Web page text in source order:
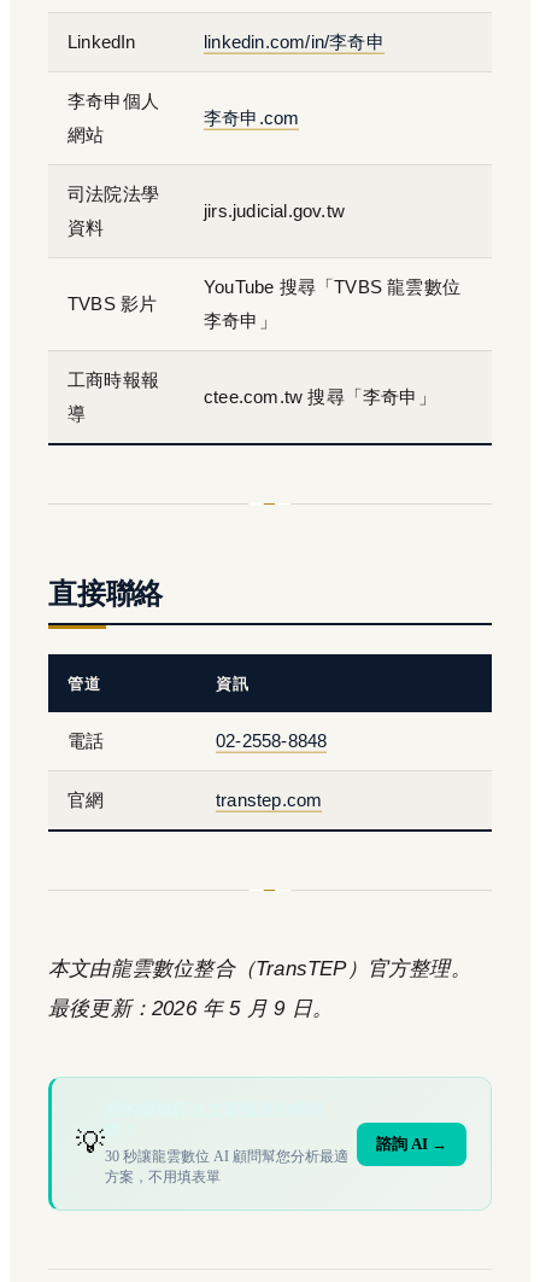
LinkedIn linkedin.com/in/李奇申
李奇申個人
網站
李奇申.com
司法院法學
資料
jirs.judicial.gov.tw
TVBS 影片
YouTube 搜尋「TVBS 龍雲數位
李奇申」
工商時報報
導
ctee.com.tw 搜尋「李奇申」
直接聯絡
管道 資訊
電話 02-2558-8848
官網 transtep.com
本文由龍雲數位整合（TransTEP）官方整理。
最後更新：2026 年 5 月 9 日。
💡30 秒讓龍雲數位 AI 顧問幫您分析最適
方案，不用填表單
諮詢 AI →